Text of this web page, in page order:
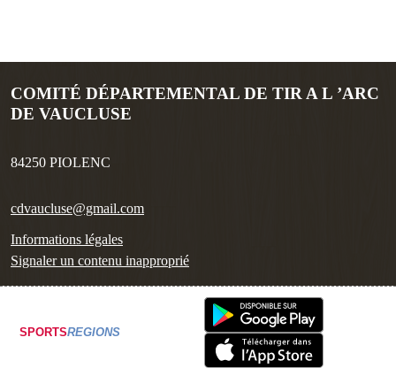
COMITÉ DÉPARTEMENTAL DE TIR A L ’ARC
DE VAUCLUSE
84250 PIOLENC
cdvaucluse@gmail.com
Informations légales
Signaler un contenu inapproprié
SPORTSREGIONS